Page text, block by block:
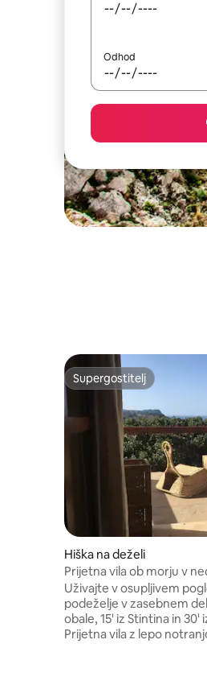
Odhod
Supergostitelj
Supergostitelj
Hiška na deželi
Prijetna vila ob morju v
severozahodni Sardegni
Uživajte v osupljivem
podeželje v zasebnem
obale, 15' iz Stintina in 30'
Prijetna vila z lepo